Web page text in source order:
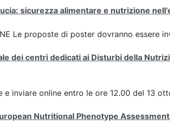
sicurezza alimentare e nutrizione
Le proposte di poster dovranno essere
dei centri dedicati ai Disturbi della
e inviare online entro le ore 12.00 del 13
Nutritional Phenotype